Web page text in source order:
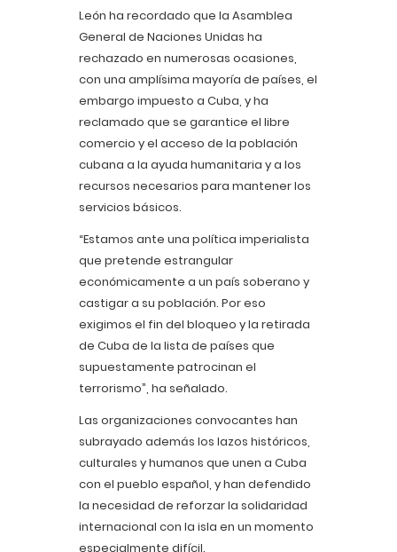
León ha recordado que la Asamblea
General de Naciones Unidas ha
rechazado en numerosas ocasiones,
con una amplísima mayoría de países, el
embargo impuesto a Cuba, y ha
reclamado que se garantice el libre
comercio y el acceso de la población
cubana a la ayuda humanitaria y a los
recursos necesarios para mantener los
servicios básicos.
“Estamos ante una política imperialista
que pretende estrangular
económicamente a un país soberano y
castigar a su población. Por eso
exigimos el fin del bloqueo y la retirada
de Cuba de la lista de países que
supuestamente patrocinan el
terrorismo”, ha señalado.
Las organizaciones convocantes han
subrayado además los lazos históricos,
culturales y humanos que unen a Cuba
con el pueblo español, y han defendido
la necesidad de reforzar la solidaridad
internacional con la isla en un momento
especialmente difícil.